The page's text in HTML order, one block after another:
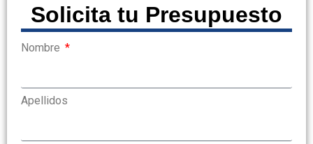
Solicita tu Presupuesto
Nombre
Apellidos